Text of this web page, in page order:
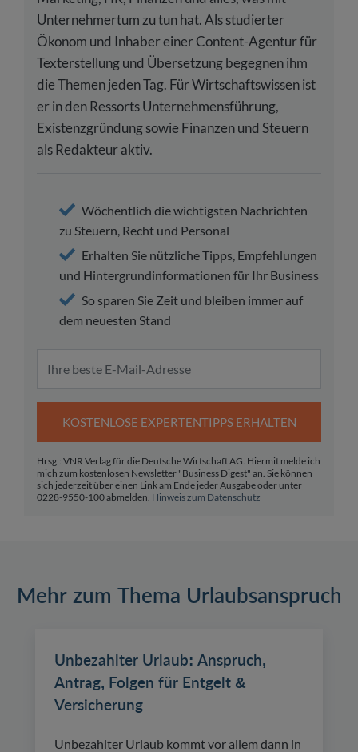
Unternehmertum zu tun hat. Als studierter
Ökonom und Inhaber einer Content-Agentur für
Texterstellung und Übersetzung begegnen ihm
die Themen jeden Tag. Für Wirtschaftswissen ist
er in den Ressorts Unternehmensführung,
Existenzgründung sowie Finanzen und Steuern
als Redakteur aktiv.
Wöchentlich die wichtigsten Nachrichten
zu Steuern, Recht und Personal
Erhalten Sie nützliche Tipps, Empfehlungen
und Hintergrundinformationen für Ihr Business
So sparen Sie Zeit und bleiben immer auf
dem neuesten Stand
KOSTENLOSE EXPERTENTIPPS ERHALTEN
Hrsg.: VNR Verlag für die Deutsche Wirtschaft AG. Hiermit melde ich
mich zum kostenlosen Newsletter "Business Digest" an. Sie können
sich jederzeit über einen Link am Ende jeder Ausgabe oder unter
0228-9550-100 abmelden. Hinweis zum Datenschutz
Mehr zum Thema Urlaubsanspruch
Unbezahlter Urlaub: Anspruch,
Antrag, Folgen für Entgelt &
Versicherung
Unbezahlter Urlaub kommt vor allem dann in